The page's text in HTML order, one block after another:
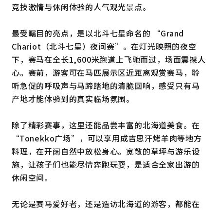
竞技激情与休闲体验的人气观光景点。
最受瞩目的亮点，是以北斗七星命名的 “Grand
Chariot（北斗七星）夜间赛”。在灯光映照的夜空
下，赛马在全长1,600米跑道上飞驰而过，场面震撼人
心。赛前，游客可在马匹展示区近距离观赏赛马，聆
听急促的呼吸声与马蹄踏地的清脆回响，感受只有马
产地才能体验到的真实临场氛围。
除了精彩赛事，这里还能品尝丰富的北海道美食。在
“Tonekko广场”，可以享用成吉思汗烤羊肉等地方
料理，在开阔自然中放松身心。宽敞的草坪与游乐设
施，让孩子们也能尽情奔跑玩耍，是适合全家出游的
休闲空间。
无论是赛马爱好者，还是造访北海道的游客，都能在